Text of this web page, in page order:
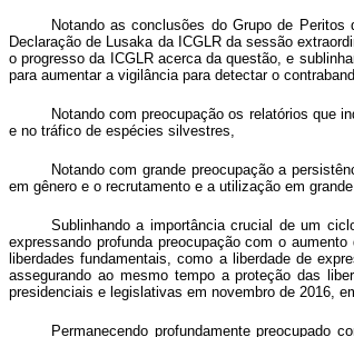
Notando as conclusões do Grupo de
Declaração de Lusaka da ICGLR da sessão
o progresso da ICGLR acerca da questão, e
para aumentar a vigilância para detectar o
Notando com preocupação os relatórios que
e no tráfico de espécies silvestres,
Notando com grande preocupação a
em gênero e o recrutamento e a utilização em
Sublinhando a importância crucial de um
expressando profunda preocupação com o
liberdades fundamentais, como a liberdade de
assegurando ao mesmo tempo a proteção das
presidenciais e legislativas em novembro de 2016,
Permanecendo profundamente preocupado